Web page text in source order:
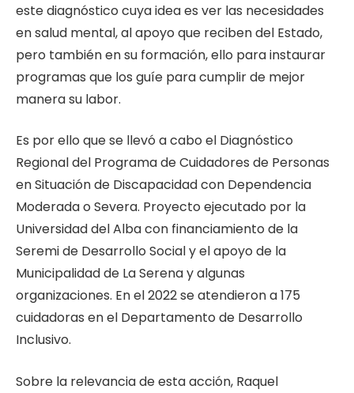
este diagnóstico cuya idea es ver las necesidades
en salud mental, al apoyo que reciben del Estado,
pero también en su formación, ello para instaurar
programas que los guíe para cumplir de mejor
manera su labor.
Es por ello que se llevó a cabo el Diagnóstico
Regional del Programa de Cuidadores de Personas
en Situación de Discapacidad con Dependencia
Moderada o Severa. Proyecto ejecutado por la
Universidad del Alba con financiamiento de la
Seremi de Desarrollo Social y el apoyo de la
Municipalidad de La Serena y algunas
organizaciones. En el 2022 se atendieron a 175
cuidadoras en el Departamento de Desarrollo
Inclusivo.
Sobre la relevancia de esta acción, Raquel